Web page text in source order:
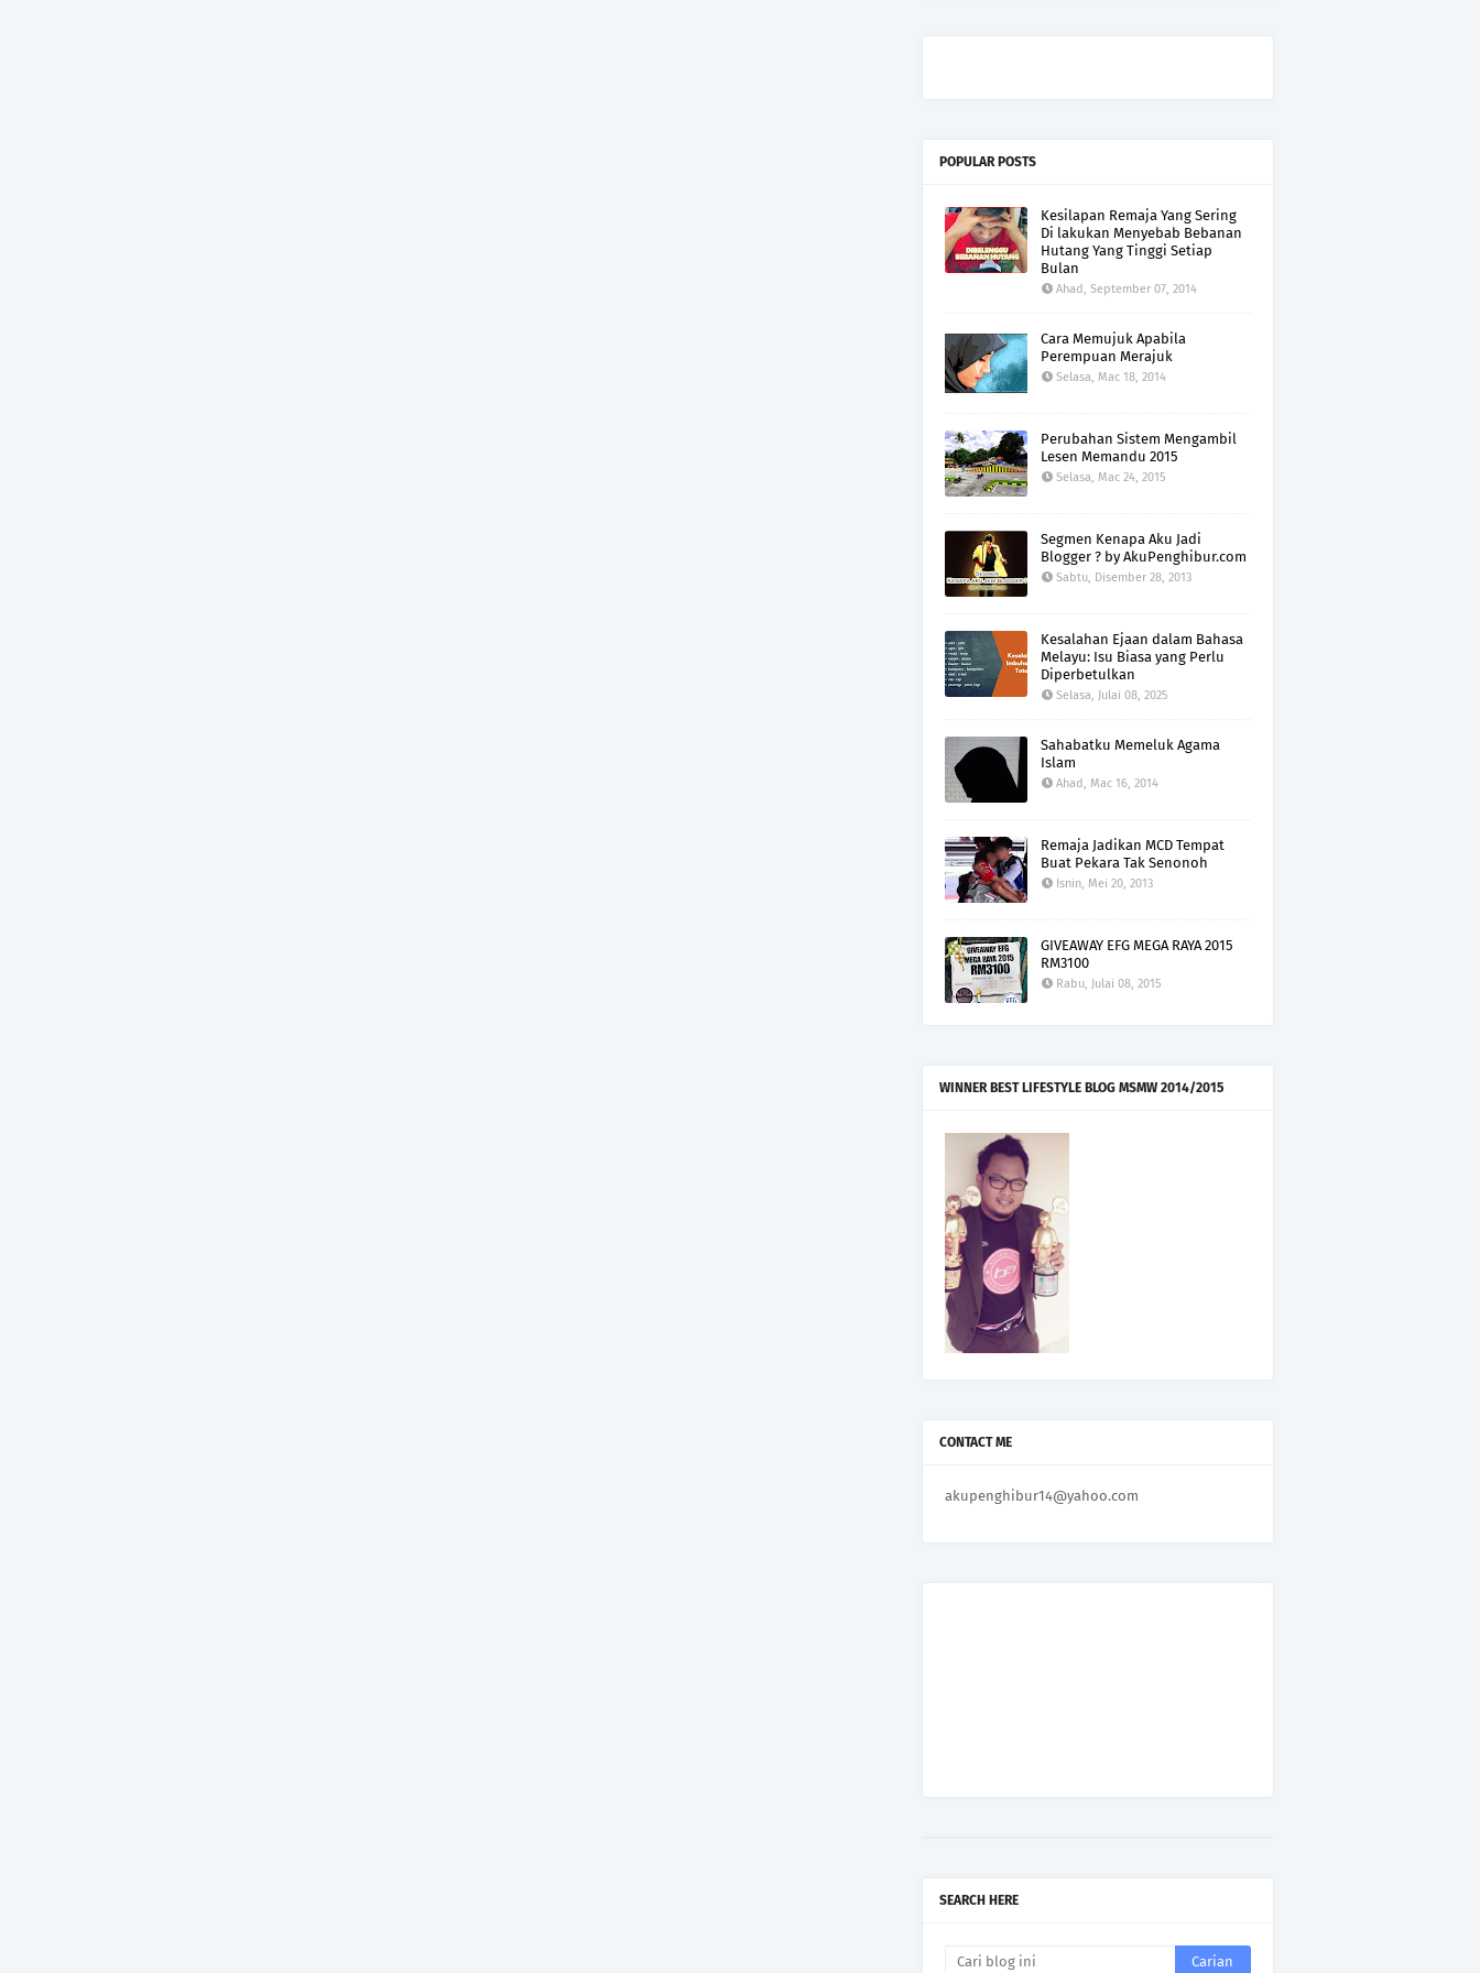
POPULAR POSTS
Kesilapan Remaja Yang Sering
Di lakukan Menyebab Bebanan
Hutang Yang Tinggi Setiap
Bulan
Ahad, September 07, 2014
Cara Memujuk Apabila
Perempuan Merajuk
Selasa, Mac 18, 2014
Perubahan Sistem Mengambil
Lesen Memandu 2015
Selasa, Mac 24, 2015
Segmen Kenapa Aku Jadi
Blogger ? by AkuPenghibur.com
Sabtu, Disember 28, 2013
Kesalahan Ejaan dalam Bahasa
Melayu: Isu Biasa yang Perlu
Diperbetulkan
Selasa, Julai 08, 2025
Sahabatku Memeluk Agama
Islam
Ahad, Mac 16, 2014
Remaja Jadikan MCD Tempat
Buat Pekara Tak Senonoh
Isnin, Mei 20, 2013
GIVEAWAY EFG MEGA RAYA 2015
RM3100
Rabu, Julai 08, 2015
WINNER BEST LIFESTYLE BLOG MSMW 2014/2015
CONTACT ME
akupenghibur14@yahoo.com
SEARCH HERE